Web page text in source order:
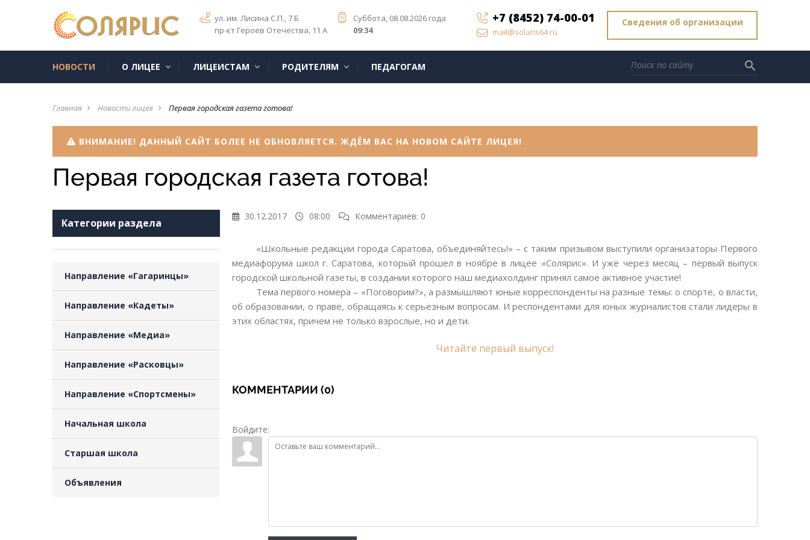
Сведения об организации
ул. им. Лисина С.П., 7 Б
пр-кт Героев Отечества, 11 А
Суббота, 08.08.2026 года
09:34
+7 (8452) 74-00-01
mail@solaris64.ru
НОВОСТИ О ЛИЦЕЕ ЛИЦЕИСТАМ РОДИТЕЛЯМ ПЕДАГОГАМ search
Главная navigate_next Новости лицея navigate_next Первая городская газета готова!
ВНИМАНИЕ! ДАННЫЙ САЙТ БОЛЕЕ НЕ ОБНОВЛЯЕТСЯ. ЖДЁМ ВАС НА НОВОМ САЙТЕ ЛИЦЕЯ!
Первая городская газета готова!
Категории раздела
Направление «Гагаринцы»
Направление «Кадеты»
Направление «Медиа»
Направление «Расковцы»
Направление «Спортсмены»
Начальная школа
Старшая школа
Объявления
30.12.2017 08:00 Комментариев: 0
«Школьные редакции города Саратова, объединяйтесь!» – с таким призывом выступили организаторы Первого
медиафорума школ г. Саратова, который прошел в ноябре в лицее «Солярис». И уже через месяц – первый выпуск
городской школьной газеты, в создании которого наш медиахолдинг принял самое активное участие!
Тема первого номера – «Поговорим?», а размышляют юные корреспонденты на разные темы: о спорте, о власти,
об образовании, о праве, обращаясь к серьезным вопросам. И респондентами для юных журналистов стали лидеры в
этих областях, причем не только взрослые, но и дети.
Читайте первый выпуск!
КОММЕНТАРИИ (0)
Войдите: